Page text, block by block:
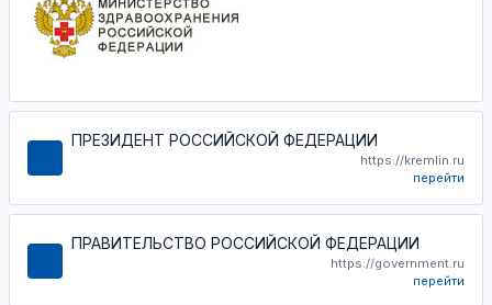
ПРЕЗИДЕНТ РОССИЙСКОЙ ФЕДЕРАЦИИ
https://kremlin.ru
перейти
ПРАВИТЕЛЬСТВО РОССИЙСКОЙ ФЕДЕРАЦИИ
https://government.ru
перейти